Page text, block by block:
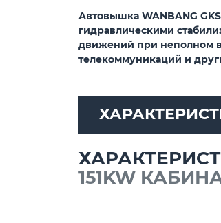
Автовышка WANBANG
гидравлическими
движений при неполном
телекоммуникаций и
151KW